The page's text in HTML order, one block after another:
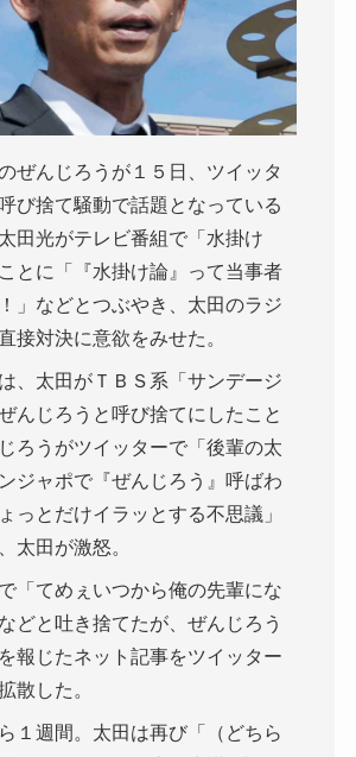
ぜんじろうが１５日、ツイッタ
び捨て騒動で話題となっている
田光がテレビ番組で「水掛け
とに「『水掛け論』って当事者
」などとつぶやき、太田のラジ
接対決に意欲をみせた。
、太田がＴＢＳ系「サンデージ
んじろうと呼び捨てにしたこと
ろうがツイッターで「後輩の太
ジャポで『ぜんじろう』呼ばわ
っとだけイラッとする不思議」
太田が激怒。
「てめぇいつから俺の先輩にな
どと吐き捨てたが、ぜんじろう
報じたネット記事をツイッター
散した。
１週間。太田は再び「（どちら